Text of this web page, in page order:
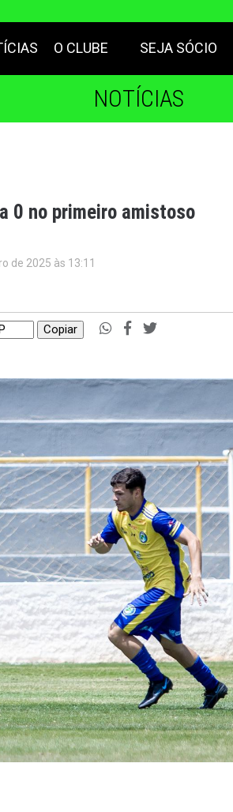
O CLUBE SEJA SÓCIO
NOTÍCIAS
0 no primeiro amistoso
de 2025 às 13:11
Copiar